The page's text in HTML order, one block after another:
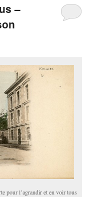
–
pour l’agrandir et en voir tous